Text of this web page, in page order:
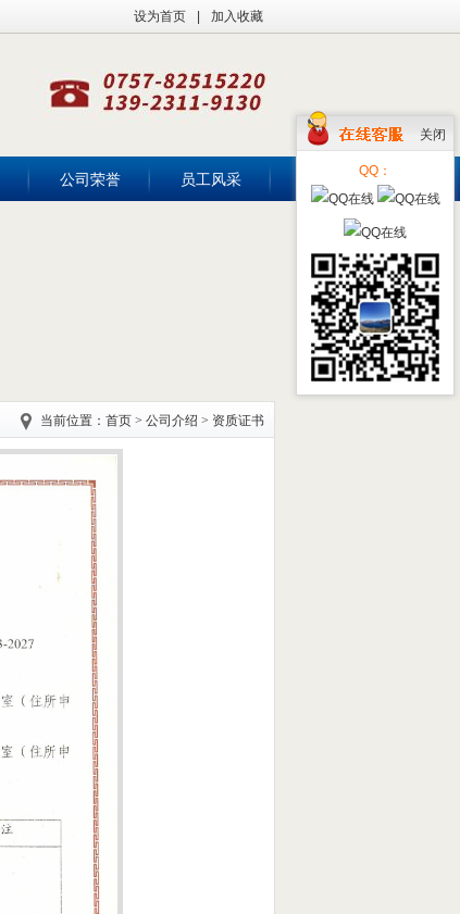
设为首页 加入收藏
公司荣誉 员工风采 联系我们
当前位置： 首页> 公司介绍 > 资质证书
关闭
QQ：